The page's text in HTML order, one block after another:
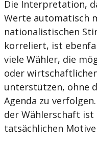
Die Interpretation,
Werte automatisch
nationalistischen
korreliert, ist
viele Wähler, die
oder
unterstützen, ohne
Agenda zu
der Wählerschaft
tatsächlichen